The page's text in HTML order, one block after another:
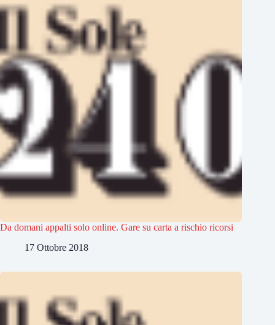
Da domani appalti solo online. Gare su carta a rischio ricorsi
17 Ottobre 2018